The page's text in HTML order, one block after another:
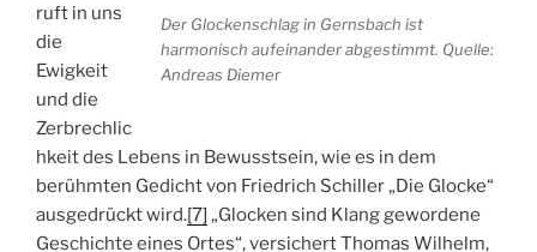
Der Glockenschlag in Gernsbach ist
harmonisch aufeinander abgestimmt. Quelle:
Andreas Diemer
ruft in uns
die
Ewigkeit
und die
Zerbrechlic
hkeit des Lebens in Bewusstsein, wie es in dem
berühmten Gedicht von Friedrich Schiller „Die Glocke“
ausgedrückt wird.[7] „Glocken sind Klang gewordene
Geschichte eines Ortes“, versichert Thomas Wilhelm,